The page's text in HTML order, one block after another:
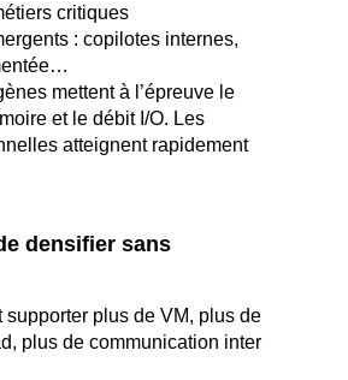
critiques
: copilotes internes,
mettent à l’épreuve le
et le débit I/O. Les
atteignent rapidement
densifier sans
supporter plus de VM, plus de
plus de communication inter